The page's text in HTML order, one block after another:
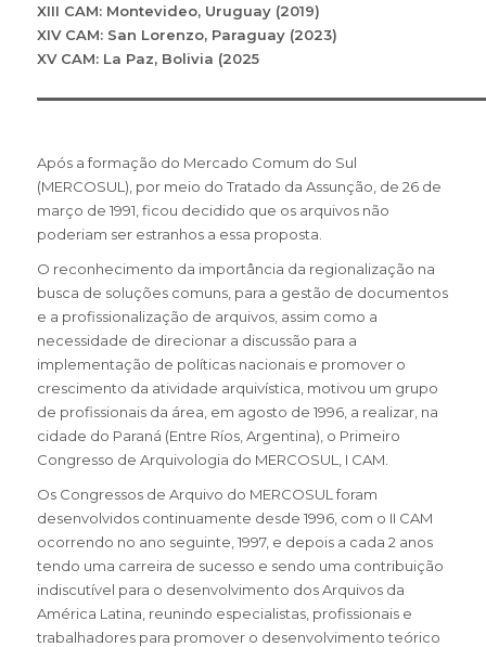
XIII CAM: Montevideo, Uruguay (2019)
XIV CAM: San Lorenzo, Paraguay (2023)
XV CAM: La Paz, Bolivia (2025
Após a formação do Mercado Comum do Sul
(MERCOSUL), por meio do Tratado da Assunção, de 26 de
março de 1991, ficou decidido que os arquivos não
poderiam ser estranhos a essa proposta.
O reconhecimento da importância da regionalização na
busca de soluções comuns, para a gestão de documentos
e a profissionalização de arquivos, assim como a
necessidade de direcionar a discussão para a
implementação de políticas nacionais e promover o
crescimento da atividade arquivística, motivou um grupo
de profissionais da área, em agosto de 1996, a realizar, na
cidade do Paraná (Entre Ríos, Argentina), o Primeiro
Congresso de Arquivologia do MERCOSUL, I CAM.
Os Congressos de Arquivo do MERCOSUL foram
desenvolvidos continuamente desde 1996, com o II CAM
ocorrendo no ano seguinte, 1997, e depois a cada 2 anos
tendo uma carreira de sucesso e sendo uma contribuição
indiscutível para o desenvolvimento dos Arquivos da
América Latina, reunindo especialistas, profissionais e
trabalhadores para promover o desenvolvimento teórico